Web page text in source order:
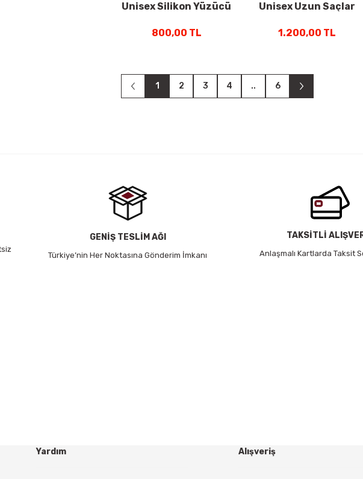
Unisex Silikon Yüzücü
009276208
800,00 TL
Unisex Uzun Saçlar
Bone Mor 009275208
1.200,00 TL
1 2 3 4 .. 6
GENİŞ TESLİM AĞI
Türkiye’nin Her Noktasına Gönderim İmkanı
TAKSİTLİ
Anlaşmalı Kartlarda Taksit
Yardım Alışveriş